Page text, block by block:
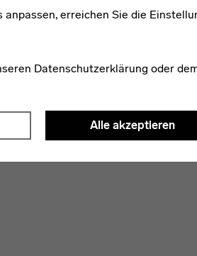
erreichen Sie die
Datenschutzerklärung oder
Alle akzeptieren